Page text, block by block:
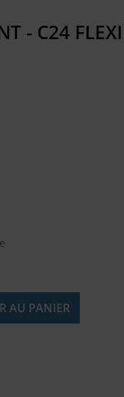
- C24
AU PANIER